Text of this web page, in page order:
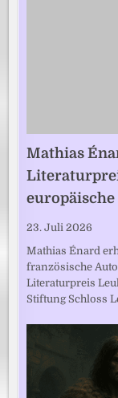
Mathias
23. Juli 2026
Mathias Énard
französische
Literaturpreis
Stiftung Schloss